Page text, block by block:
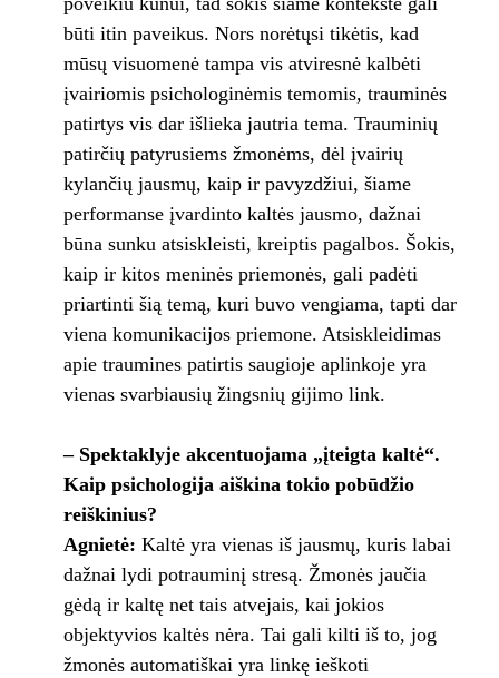
būti itin paveikus. Nors norėtųsi tikėtis, kad
mūsų visuomenė tampa vis atviresnė kalbėti
įvairiomis psichologinėmis temomis, trauminės
patirtys vis dar išlieka jautria tema. Trauminių
patirčių patyrusiems žmonėms, dėl įvairių
kylančių jausmų, kaip ir pavyzdžiui, šiame
performanse įvardinto kaltės jausmo, dažnai
būna sunku atsiskleisti, kreiptis pagalbos. Šokis,
kaip ir kitos meninės priemonės, gali padėti
priartinti šią temą, kuri buvo vengiama, tapti dar
viena komunikacijos priemone. Atsiskleidimas
apie traumines patirtis saugioje aplinkoje yra
vienas svarbiausių žingsnių gijimo link.
– Spektaklyje akcentuojama „įteigta kaltė“.
Kaip psichologija aiškina tokio pobūdžio
reiškinius?
Agnietė: Kaltė yra vienas iš jausmų, kuris labai
dažnai lydi potrauminį stresą. Žmonės jaučia
gėdą ir kaltę net tais atvejais, kai jokios
objektyvios kaltės nėra. Tai gali kilti iš to, jog
žmonės automatiškai yra linkę ieškoti